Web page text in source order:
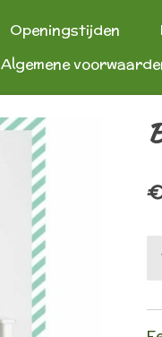
Openingstijden
Algemene